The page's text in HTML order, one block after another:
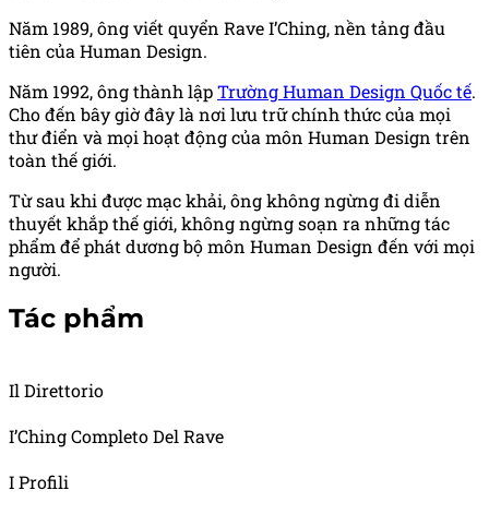
Năm 1989, ông viết quyển Rave I’Ching, nền tảng đầu
tiên của Human Design.
Năm 1992, ông thành lậpTrường Human Design Quốc tế.
Cho đến bây giờ đây là nơi lưu trữ chính thức của mọi
thư điển và mọi hoạt động của môn Human Design trên
toàn thế giới.
Từ sau khi được mạc khải, ông không ngừng đi diễn
thuyết khắp thế giới, không ngừng soạn ra những tác
phẩm để phát dương bộ môn Human Design đến với mọi
người.
Tác phẩm
Il Direttorio
I’Ching Completo Del Rave
I Profili